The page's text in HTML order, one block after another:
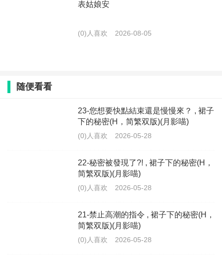
表姑娘安
(0)人喜欢 2026-08-05
随便看看
23-您想要快點結束還是慢慢來？ , 裙子
下的秘密(H，简繁双版)(月影喵)
(0)人喜欢 2026-05-28
22-秘密被發現了?! , 裙子下的秘密(H，
简繁双版)(月影喵)
(0)人喜欢 2026-05-28
21-禁止高潮的指令 , 裙子下的秘密(H，
简繁双版)(月影喵)
(0)人喜欢 2026-05-28